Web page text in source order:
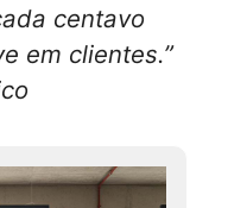
centavo
em clientes.”